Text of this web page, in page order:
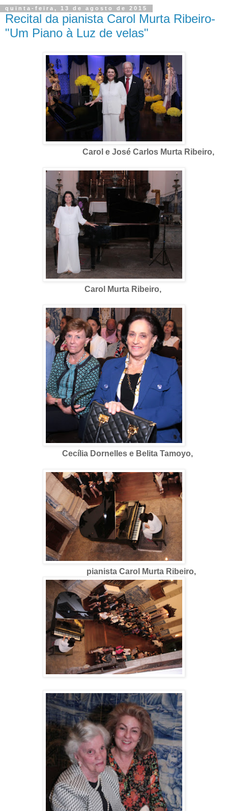
quinta-feira, 13 de agosto de 2015
Recital da pianista Carol Murta Ribeiro-
"Um Piano à Luz de velas"
Carol e José Carlos Murta Ribeiro,
Carol Murta Ribeiro,
Cecília Dornelles e Belita Tamoyo,
pianista Carol Murta Ribeiro,